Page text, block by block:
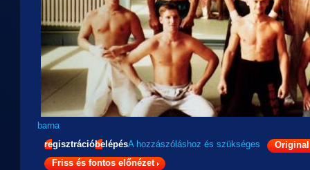
barna
A hozzászóláshoz
regisztráció és
belépés szükséges
Original
Friss és fontos előnézet